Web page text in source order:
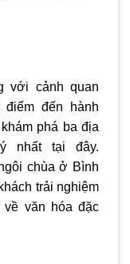
với cảnh quan
đến hành
phá ba địa
nhất tại đây.
chùa ở Bình
trải nghiệm
văn hóa đặc